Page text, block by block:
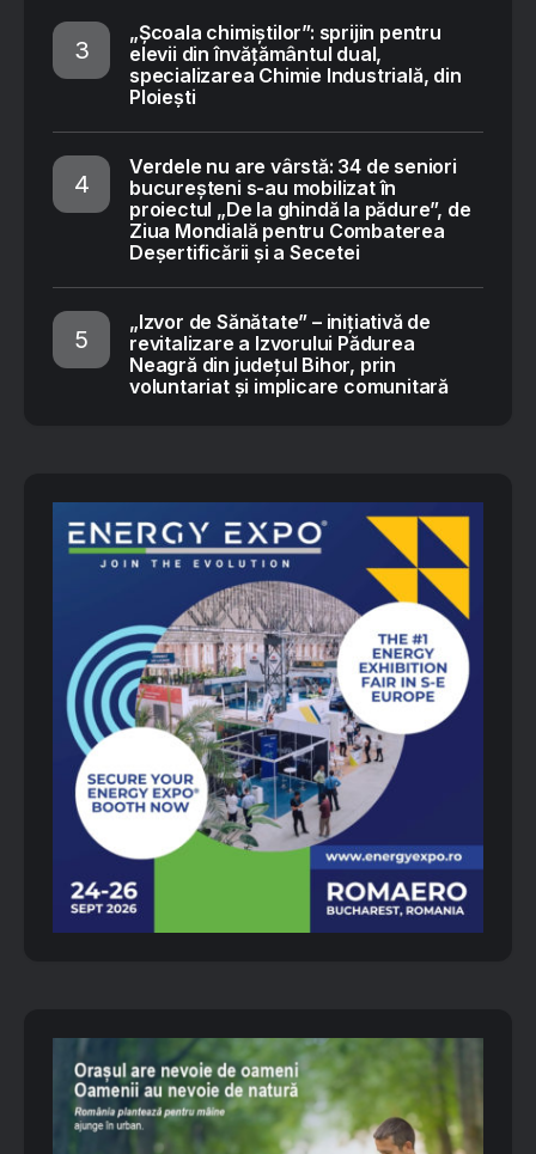
„Școala chimiștilor”: sprijin pentru
elevii din învățământul dual,
specializarea Chimie Industrială, din
Ploiești
Verdele nu are vârstă: 34 de seniori
bucureșteni s-au mobilizat în
proiectul „De la ghindă la pădure”, de
Ziua Mondială pentru Combaterea
Deșertificării și a Secetei
„Izvor de Sănătate” – inițiativă de
revitalizare a Izvorului Pădurea
Neagră din județul Bihor, prin
voluntariat și implicare comunitară